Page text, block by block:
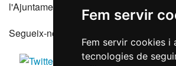
Fem servir
Fem servir cookies i
tecnologies de
l'Ajuntament de Reus i les seves
Segueix-nos a les xarxes socials